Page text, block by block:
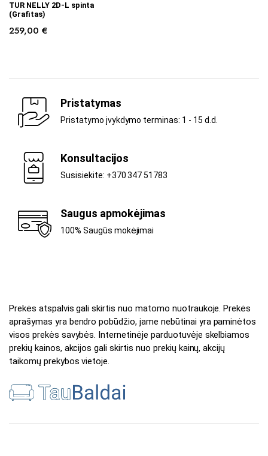
TUR NELLY 2D-L spinta
(Grafitas)
259,00 €
Pristatymas
Pristatymo įvykdymo terminas: 1 - 15 d.d.
Konsultacijos
Susisiekite: +370 347 51783
Saugus apmokėjimas
100% Saugūs mokėjimai
Prekės atspalvis gali skirtis nuo matomo nuotraukoje. Prekės
aprašymas yra bendro pobūdžio, jame nebūtinai yra paminėtos
visos prekės savybės. Internetinėje parduotuvėje skelbiamos
prekių kainos, akcijos gali skirtis nuo prekių kainų, akcijų
taikomų prekybos vietoje.